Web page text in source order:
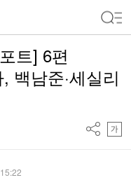
트] 6편
백남준·세실리